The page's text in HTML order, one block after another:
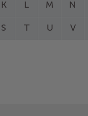
K L M N
S T U V